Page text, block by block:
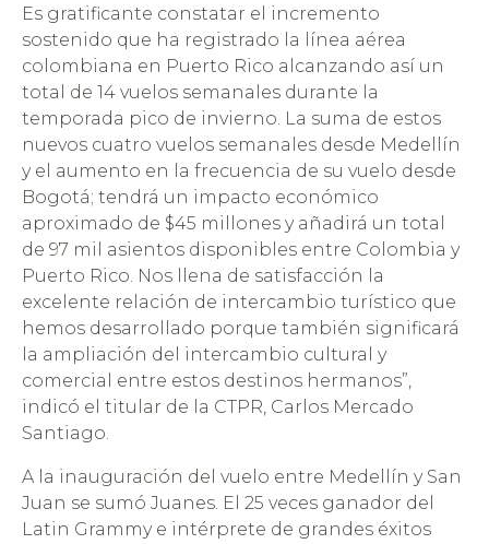
Es gratificante constatar el incremento
sostenido que ha registrado la línea aérea
colombiana en Puerto Rico alcanzando así un
total de 14 vuelos semanales durante la
temporada pico de invierno. La suma de estos
nuevos cuatro vuelos semanales desde Medellín
y el aumento en la frecuencia de su vuelo desde
Bogotá; tendrá un impacto económico
aproximado de $45 millones y añadirá un total
de 97 mil asientos disponibles entre Colombia y
Puerto Rico. Nos llena de satisfacción la
excelente relación de intercambio turístico que
hemos desarrollado porque también significará
la ampliación del intercambio cultural y
comercial entre estos destinos hermanos”,
indicó el titular de la CTPR, Carlos Mercado
Santiago.
A la inauguración del vuelo entre Medellín y San
Juan se sumó Juanes. El 25 veces ganador del
Latin Grammy e intérprete de grandes éxitos